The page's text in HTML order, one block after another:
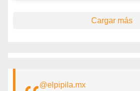
Cargar más
@elpipila.mx